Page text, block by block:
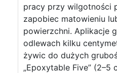
pracy przy wilgotności
zapobiec matowieniu
powierzchni. Aplikacje
odlewach kilku
żywic do dużych
„Epoxytable Five” (2–5